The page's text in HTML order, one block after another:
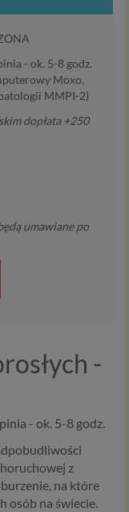
- ok. 5-8 godz.
Moxo,
MMPI-2)
dopłata +250
umawiane po
-
- ok. 5-8 godz.
z
na które
osób na świecie.